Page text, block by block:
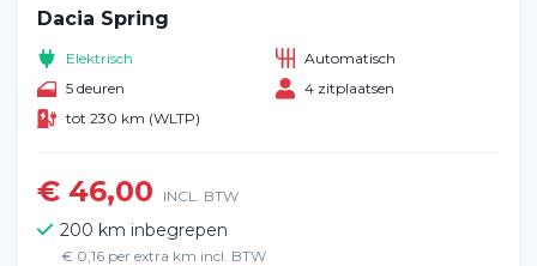
Dacia Spring
Elektrisch
Automatisch
5 deuren
4 zitplaatsen
tot 230 km (WLTP)
€ 46,00 INCL. BTW
200 km inbegrepen
€ 0,16 per extra km incl. BTW